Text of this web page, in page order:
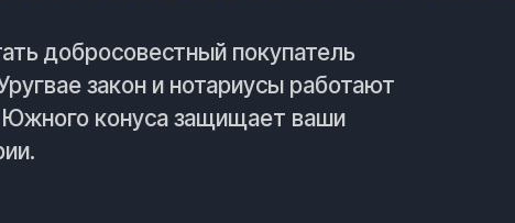
добросовестный покупатель
закон и нотариусы работают
Южного конуса защищает ваши